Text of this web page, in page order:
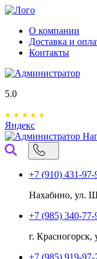
О компании
Доставка и
Контакты
5.0
Яндекс
+7 (910) 431-97-
Нахабино, ул.
+7 (985) 340-77-
г.
+7 (985) 919-97-